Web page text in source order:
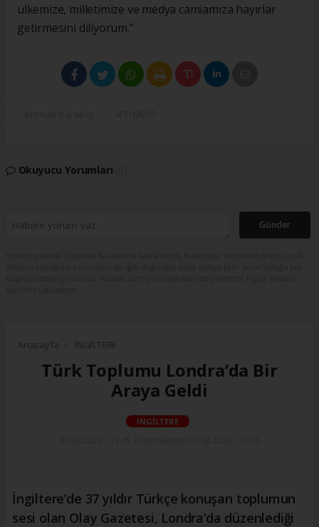
ülkemize, milletimize ve medya camiamıza hayırlar
getirmesini diliyorum."
Okuyucu Yorumları
Gönder
Anasayfa İNGİLTERE
Türk Toplumu Londra’da Bir
Araya Geldi
İNGİLTERE
İngiltere’de 37 yıldır Türkçe konuşan toplumun
sesi olan Olay Gazetesi, Londra’da düzenlediği